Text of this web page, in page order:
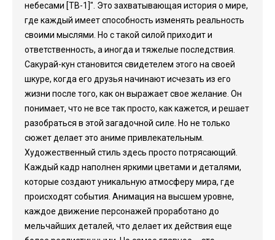
небесами [ТВ-1]". Это захватывающая история о мире,
где каждый имеет способность изменять реальность
своими мыслями. Но с такой силой приходит и
ответственность, а иногда и тяжелые последствия.
Сакурай-кун становится свидетелем этого на своей
шкуре, когда его друзья начинают исчезать из его
жизни после того, как он выражает свое желание. Он
понимает, что не все так просто, как кажется, и решает
разобраться в этой загадочной силе. Но не только
сюжет делает это аниме привлекательным.
Художественный стиль здесь просто потрясающий.
Каждый кадр наполнен яркими цветами и деталями,
которые создают уникальную атмосферу мира, где
происходят события. Анимация на высшем уровне,
каждое движение персонажей проработано до
мельчайших деталей, что делает их действия еще